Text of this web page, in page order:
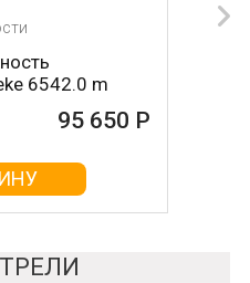
6542.0 m
95 650 Р
97 550 Р